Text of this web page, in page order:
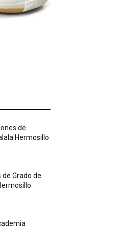
de
Hermosillo
de Grado de